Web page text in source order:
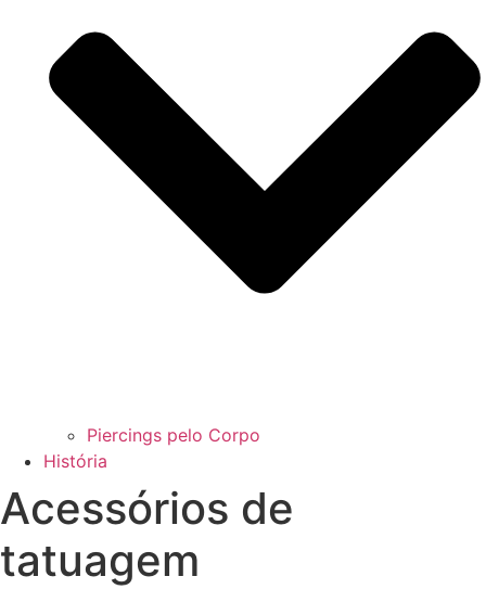
Piercings pelo Corpo
História
Acessórios de
tatuagem